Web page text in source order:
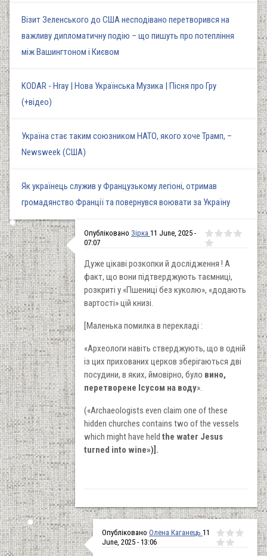
Візит Зеленського до США несподівано перетворився на
важливу дипломатичну подію – що пишуть про потепління
між Вашингтоном і Києвом
KODAR - Hray | Нова Українська Музика | Пісня про Гру
(+відео)
Україна стає таким союзником НАТО, якого хоче Трамп, –
Newsweek (США)
Як українець служив у Французькому легіоні, отримав
громадянство Франції та повернувся воювати за Україну
Опубліковано Зірка 11 June, 2025 -
07:07
Дуже цікаві розкопки й дослідження ! А
факт, що вони підтверджують таємниці,
розкриті у «Пшениці без куколю», «додають
вартості» цій книзі.
[Маленька помилка в перекладі :
«Археологи навіть стверджують, що в одній
із цих прихованих церков зберігаються дві
посудини, в яких, ймовірно, було вино,
перетворене Ісусом на воду».
(«Archaeologists even claim one of these
hidden churches contains two of the vessels
which might have held the water Jesus
turned into wine»)].
Опубліковано Олена Каганець 11
June, 2025 - 13:06